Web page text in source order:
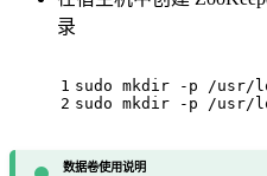
录
1
2
sudo mkdir -p /usr/
sudo mkdir -p /usr/
数据卷使用说明